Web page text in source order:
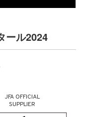
ール2024
JFA OFFICIAL
SUPPLIER